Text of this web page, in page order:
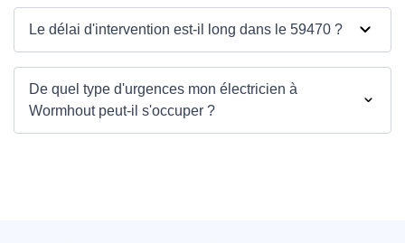
Le délai d'intervention est-il long dans le 59470 ?
De quel type d'urgences mon électricien à
Wormhout peut-il s'occuper ?